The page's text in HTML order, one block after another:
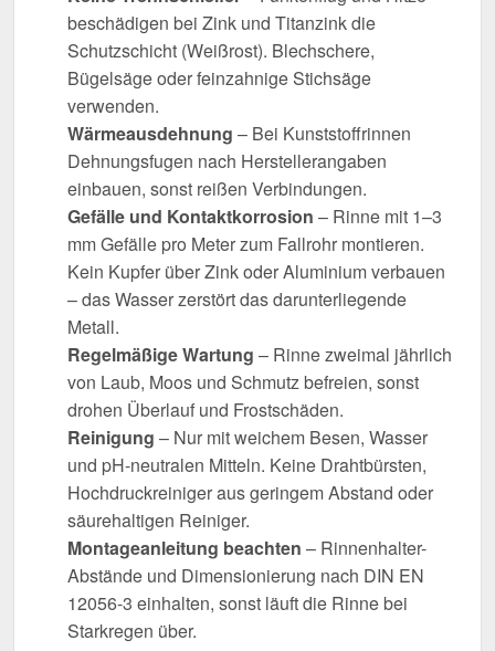
beschädigen bei Zink und Titanzink die
Schutzschicht (Weißrost). Blechschere,
Bügelsäge oder feinzahnige Stichsäge
verwenden.
Wärmeausdehnung – Bei Kunststoffrinnen
Dehnungsfugen nach Herstellerangaben
einbauen, sonst reißen Verbindungen.
Gefälle und Kontaktkorrosion – Rinne mit 1–3
mm Gefälle pro Meter zum Fallrohr montieren.
Kein Kupfer über Zink oder Aluminium verbauen
– das Wasser zerstört das darunterliegende
Metall.
Regelmäßige Wartung – Rinne zweimal jährlich
von Laub, Moos und Schmutz befreien, sonst
drohen Überlauf und Frostschäden.
Reinigung – Nur mit weichem Besen, Wasser
und pH-neutralen Mitteln. Keine Drahtbürsten,
Hochdruckreiniger aus geringem Abstand oder
säurehaltigen Reiniger.
Montageanleitung beachten – Rinnenhalter-
Abstände und Dimensionierung nach DIN EN
12056-3 einhalten, sonst läuft die Rinne bei
Starkregen über.